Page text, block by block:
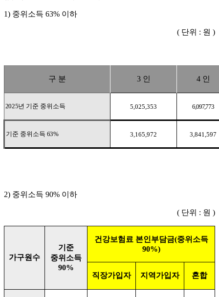
1) 중위소득 63% 이하
( 단위 : 원 )
구 분 3 인 4 인
2025년 기준 중위소득 5,025,353 6,097,773
기준 중위소득 63% 3,165,972 3,841,597
2) 중위소득 90% 이하
( 단위 : 원 )
가구원수
기준
중위소득
90%
건강보험료 본인부담금(중위소득
90%)
직장가입자 지역가입자 혼합